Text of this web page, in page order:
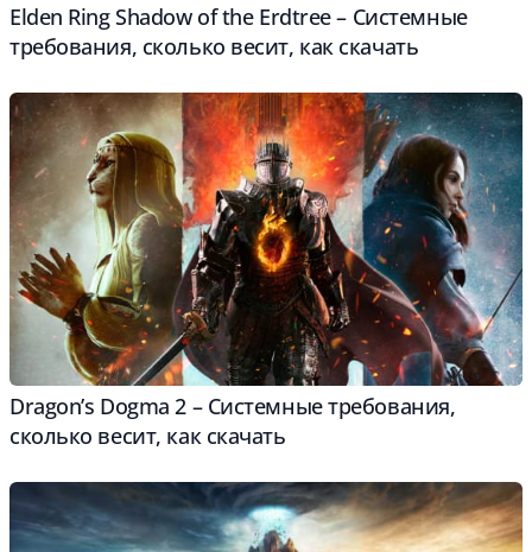
Elden Ring Shadow of the Erdtree – Системные
требования, сколько весит, как скачать
Dragon’s Dogma 2 – Системные требования,
сколько весит, как скачать